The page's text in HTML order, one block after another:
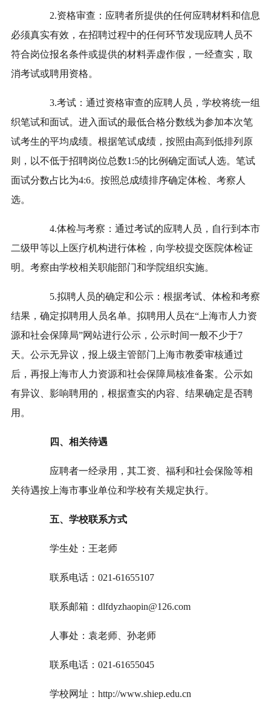
2.资格审查：应聘者所提供的任何应聘材料和信息
必须真实有效，在招聘过程中的任何环节发现应聘人员不
符合岗位报名条件或提供的材料弄虚作假，一经查实，取
消考试或聘用资格。
3.考试：通过资格审查的应聘人员，学校将统一组
织笔试和面试。进入面试的最低合格分数线为参加本次笔
试考生的平均成绩。根据笔试成绩，按照由高到低排列原
则，以不低于招聘岗位总数1:5的比例确定面试人选。笔试
面试分数占比为4:6。按照总成绩排序确定体检、考察人
选。
4.体检与考察：通过考试的应聘人员，自行到本市
二级甲等以上医疗机构进行体检，向学校提交医院体检证
明。考察由学校相关职能部门和学院组织实施。
5.拟聘人员的确定和公示：根据考试、体检和考察
结果，确定拟聘用人员名单。拟聘用人员在“上海市人力资
源和社会保障局”网站进行公示，公示时间一般不少于7
天。公示无异议，报上级主管部门上海市教委审核通过
后，再报上海市人力资源和社会保障局核准备案。公示如
有异议、影响聘用的，根据查实的内容、结果确定是否聘
用。
四、相关待遇
应聘者一经录用，其工资、福利和社会保险等相
关待遇按上海市事业单位和学校有关规定执行。
五、学校联系方式
学生处：王老师
联系电话：021-61655107
联系邮箱：dlfdyzhaopin@126.com
人事处：袁老师、孙老师
联系电话：021-61655045
学校网址：http://www.shiep.edu.cn